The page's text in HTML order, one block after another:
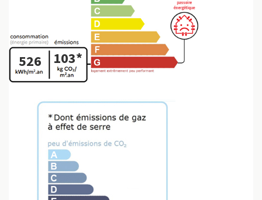
526 103*